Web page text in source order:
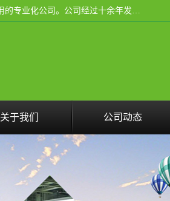
武汉洁利友环境技术有限公司是从事工业民用设备清洗、水处理、金属防腐蚀技术开发与应用的专业化公司。公司经过十余年发展积累了丰富的清洗经验，服务过的客户达到500余家，清洗的各类工业设备共计3000余台。
关于我们 公司动态